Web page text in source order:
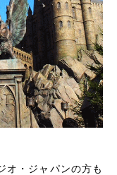
オ・ジャパンの方も